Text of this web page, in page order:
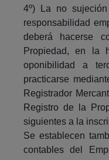
4º) La no
responsabilidad
deberá hacerse
Propiedad, en la
oponibilidad a
practicarse
Registrador
Registro de la
siguientes a la
Se establecen
contables del